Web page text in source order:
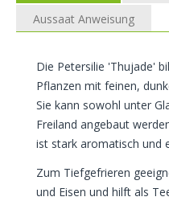
Aussaat Anweisung
Die Petersilie 'Thujade'
Pflanzen mit feinen,
Sie kann sowohl unter
Freiland angebaut
ist stark aromatisch und
Zum Tiefgefrieren
und Eisen und hilft als